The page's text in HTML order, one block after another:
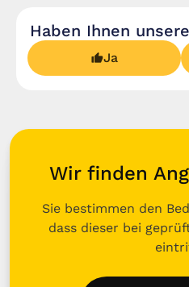
Haben Ihnen
Ja
Wir finden
Sie bestimmen den
dass dieser bei